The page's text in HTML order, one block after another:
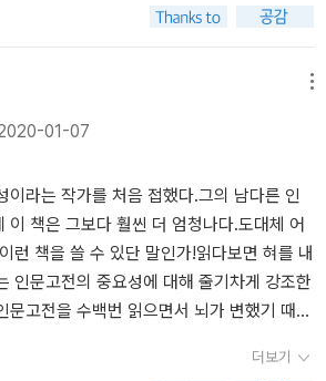
《손자병법》을 수용한 미국군과 일본의 경
의 이야기를 언급하고, 《논어》에 이르는 16
끝에서 저자는 돈 없고 능력 없고 배경 없
치열하게 읽어야 한다고 강조한다. 인문학
하기 때문이다. 지금 당신은 어떤 책을 읽고
고 싶다. ‘부자는 갈수록 더 부자가 되고 빈자
우리나라에는 희망이 없다’라고 말하는 누
신修身은 내팽개친 채 우리나라의 자본주
감히 묻고 싶다. “지금 당신은 어떤 책을 읽
01-07
이라는 작가를 처음 접했다.그의 남다른 인
이 책은 그보다 훨씬 더 엄청나다.도대체 어
런 책을 쓸 수 있단 말인가!읽다보면 혀를 내
인문고전의 중요성에 대해 줄기차게 강조한
문고전을 수백번 읽으면서 뇌가 변했기 때문
어가며 설명하는데 난 이 나이 먹도록 뭐하
더보기